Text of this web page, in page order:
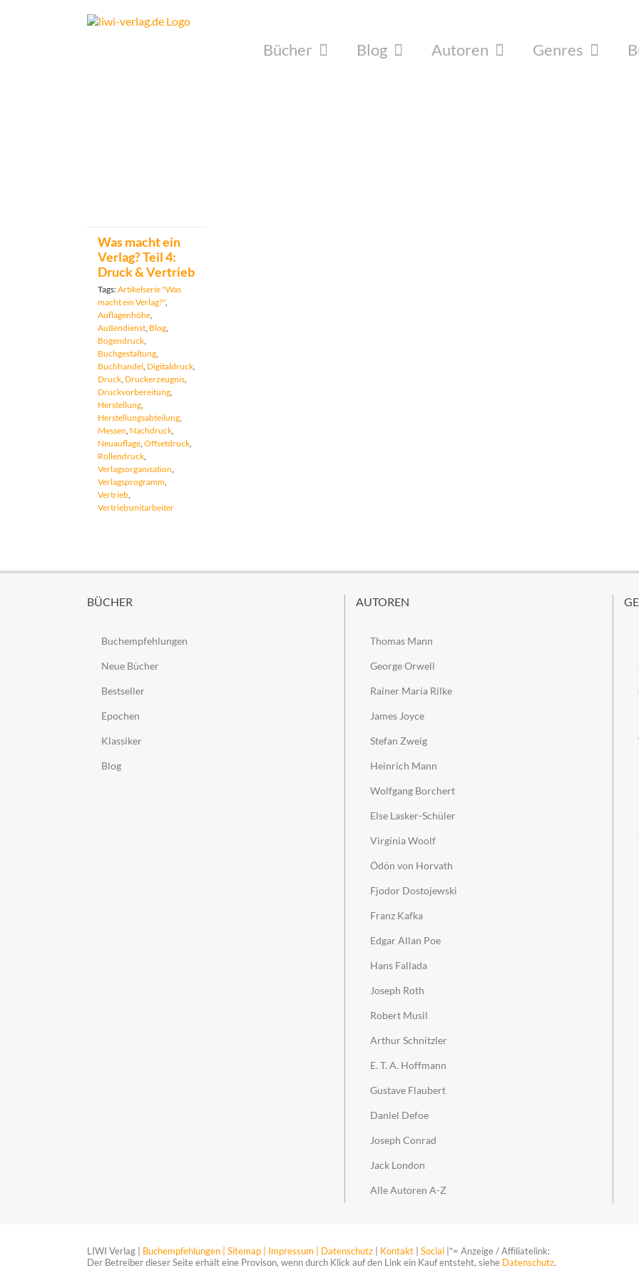
Bücher Blog Autoren Genres
Was macht ein
Verlag? Teil 4:
Druck & Vertrieb
Tags:Artikelserie "Was
macht ein Verlag?"
Auflagenhöhe
Außendienst Blog
Bogendruck
Buchgestaltung
Buchhandel Digitaldruck
Druck Druckerzeugnis
Druckvorbereitung
Herstellung
Herstellungsabteilung
Messen Nachdruck
Neuauflage Offsetdruck
Rollendruck
Verlagsorganisation
Verlagsprogramm
Vertrieb
Vertriebsmitarbeiter
BÜCHER
Buchempfehlungen
Neue Bücher
Bestseller
Epochen
Klassiker
Blog
AUTOREN
Thomas Mann
George Orwell
Rainer Maria Rilke
James Joyce
Stefan Zweig
Heinrich Mann
Wolfgang Borchert
Else Lasker-Schüler
Virginia Woolf
Ödön von Horvath
Fjodor Dostojewski
Franz Kafka
Edgar Allan Poe
Hans Fallada
Joseph Roth
Robert Musil
Arthur Schnitzler
E. T. A. Hoffmann
Gustave Flaubert
Daniel Defoe
Joseph Conrad
Jack London
Alle Autoren A-Z
LIWI Verlag | Buchempfehlungen | Sitemap | Impressum | Datenschutz Kontakt Social |*= Anzeige / Affiliatelink:
Der Betreiber dieser Seite erhält eine Provison, wenn durch Klick auf den Link ein Kauf entsteht, siehe Datenschutz.